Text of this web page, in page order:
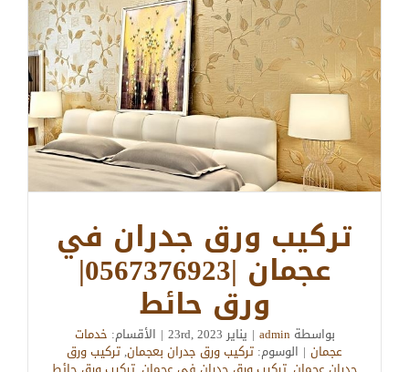
تركيب ورق جدران في
عجمان |0567376923|
ورق حائط
بواسطةadmin
| يناير 23rd, 2023 | الأقسام: خدمات
عجمان | الوسوم: تركيب ورق جدران بعجمان,تركيب ورق